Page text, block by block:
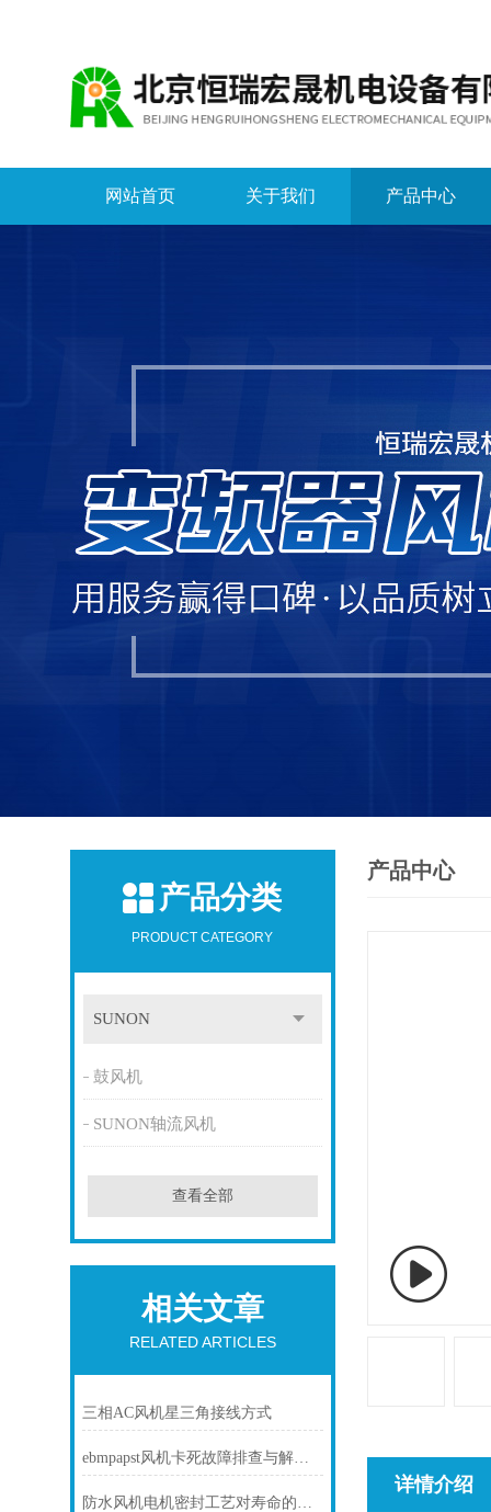
网站首页 关于我们 产品中心
产品分类
PRODUCT CATEGORY
SUNON
鼓风机
SUNON轴流风机
查看全部
相关文章
RELATED ARTICLES
三相AC风机星三角接线方式
ebmpapst风机卡死故障排查与解决方法
防水风机电机密封工艺对寿命的影响
产品中心
详情介绍